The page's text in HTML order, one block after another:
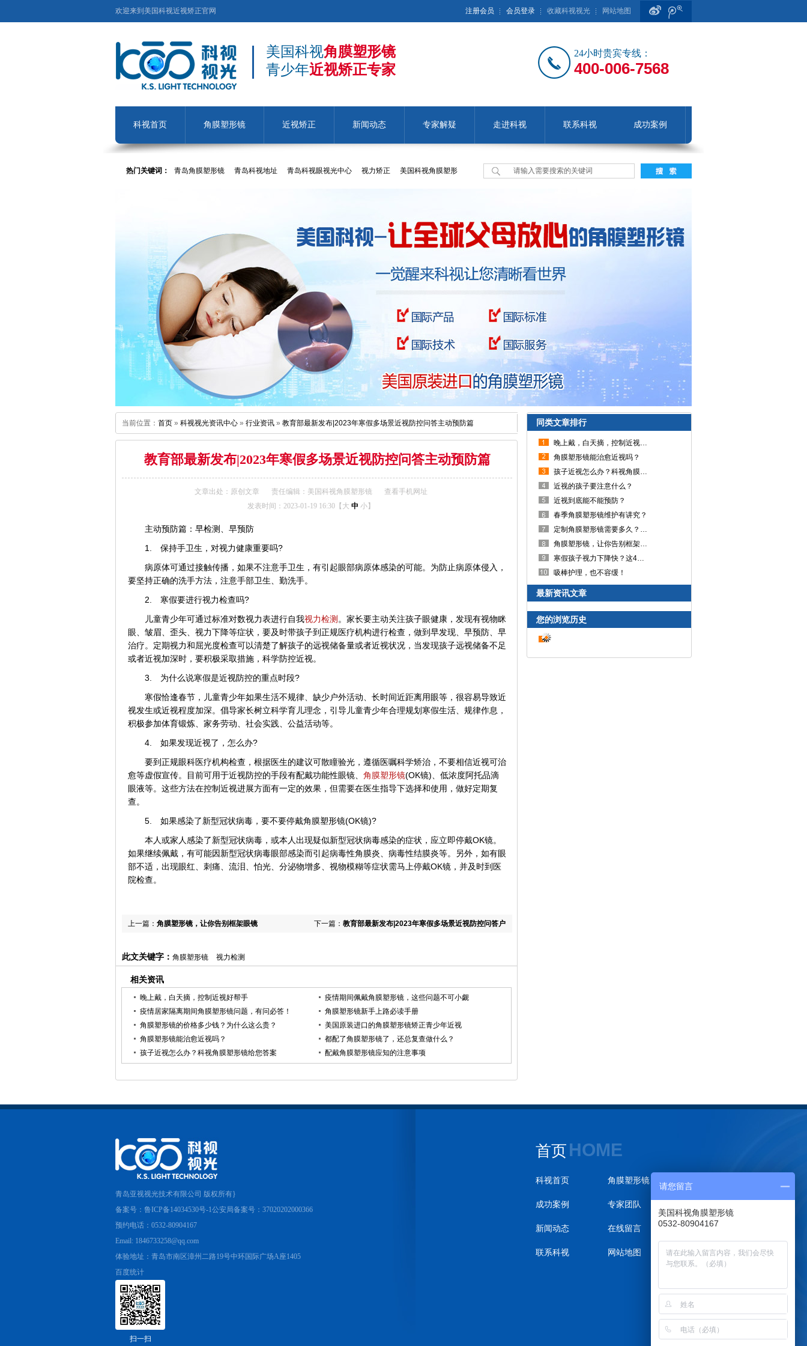
注册会员 会员登录 收藏科视视光 网站地图
欢迎来到美国科视近视矫正官网
美国科视角膜塑形镜
青少年近视矫正专家
24小时贵宾专线：
400-006-7568
科视首页 角膜塑形镜 近视矫正 新闻动态 专家解疑 走进科视 联系科视 成功案例
热门关键词： 青岛角膜塑形镜 青岛科视地址 青岛科视眼视光中心 视力矫正 美国科视角膜塑形
当前位置： 首页 » 科视视光资讯中心 » 行业资讯 » 教育部最新发布|2023年寒假多场景近视防控问答主动预防篇
教育部最新发布|2023年寒假多场景近视防控问答主动预防篇
文章出处：原创文章 责任编辑：美国科视角膜塑形镜
查看手机网址
发表时间：2023-01-19 16:30【 大 中 小】
主动预防篇：早检测、早预防
1. 保持手卫生，对视力健康重要吗?
病原体可通过接触传播，如果不注意手卫生，有引起眼部病原体感染的可能。为防止病原体侵入，
要坚持正确的洗手方法，注意手部卫生、勤洗手。
2. 寒假要进行视力检查吗?
儿童青少年可通过标准对数视力表进行自我视力检测 。家长要主动关注孩子眼健康，发现有视物眯
眼、皱眉、歪头、视力下降等症状，要及时带孩子到正规医疗机构进行检查，做到早发现、早预防、早
治疗。定期视力和屈光度检查可以清楚了解孩子的远视储备量或者近视状况，当发现孩子远视储备不足
或者近视加深时，要积极采取措施，科学防控近视。
3. 为什么说寒假是近视防控的重点时段?
寒假恰逢春节，儿童青少年如果生活不规律、缺少户外活动、长时间近距离用眼等，很容易导致近
视发生或近视程度加深。倡导家长树立科学育儿理念，引导儿童青少年合理规划寒假生活、规律作息，
积极参加体育锻炼、家务劳动、社会实践、公益活动等。
4. 如果发现近视了，怎么办?
要到正规眼科医疗机构检查，根据医生的建议可散瞳验光，遵循医嘱科学矫治，不要相信近视可治
愈等虚假宣传。目前可用于近视防控的手段有配戴功能性眼镜、 角膜塑形镜(OK镜)、低浓度阿托品滴
眼液等。这些方法在控制近视进展方面有一定的效果，但需要在医生指导下选择和使用，做好定期复
查。
5. 如果感染了新型冠状病毒，要不要停戴角膜塑形镜(OK镜)?
本人或家人感染了新型冠状病毒，或本人出现疑似新型冠状病毒感染的症状，应立即停戴OK镜。
如果继续佩戴，有可能因新型冠状病毒眼部感染而引起病毒性角膜炎、病毒性结膜炎等。另外，如有眼
部不适，出现眼红、刺痛、流泪、怕光、分泌物增多、视物模糊等症状需马上停戴OK镜，并及时到医
院检查。
下一篇： 教育部最新发布|2023年寒假多场景近视防控问答户
上一篇： 角膜塑形镜，让你告别框架眼镜
此文关键字： 角膜塑形镜 视力检测
相关资讯
晚上戴，白天摘，控制近视好帮手
疫情期间佩戴角膜塑形镜，这些问题不可小觑
疫情居家隔离期间角膜塑形镜问题，有问必答！
角膜塑形镜新手上路必读手册
角膜塑形镜的价格多少钱？为什么这么贵？
美国原装进口的角膜塑形镜矫正青少年近视
角膜塑形镜能治愈近视吗？
都配了角膜塑形镜了，还总复查做什么？
孩子近视怎么办？科视角膜塑形镜给您答案
配戴角膜塑形镜应知的注意事项
同类文章排行
晚上戴，白天摘，控制近视好帮手
角膜塑形镜能治愈近视吗？
孩子近视怎么办？科视角膜塑形镜给您答案
近视的孩子要注意什么？
近视到底能不能预防？
春季角膜塑形镜维护有讲究？
定制角膜塑形镜需要多久？ 当天能取吗？
角膜塑形镜，让你告别框架眼镜
寒假孩子视力下降快？这4个坏习惯要改掉
吸棒护理，也不容缓！
最新资讯文章
您的浏览历史
青岛亚视视光技术有限公司 版权所有}
备案号：鲁ICP备14034530号-1公安局备案号：37020202000366
预约电话：0532-80904167
Email: 1846733258@qq.com
体验地址：青岛市南区漳州二路19号中环国际广场A座1405
百度统计
扫一扫
首页 HOME
科视首页 角膜塑形镜
成功案例 专家团队
新闻动态 在线留言
联系科视 网站地图
请您留言
美国科视角膜塑形镜
0532-80904167